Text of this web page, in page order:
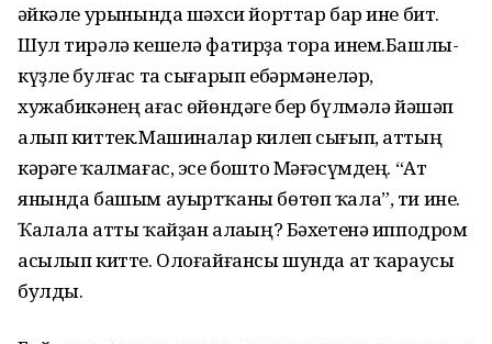
һәйкәле урынында шәхси йорттар бар ине бит.
Шул тирәлә кешелә фатирҙа тора инем.Башлы-
күҙле булғас та сығарып ебәрмәнеләр,
хужабикәнең ағас өйөндәге бер бүлмәлә йәшәп
алып киттек.Машиналар килеп сығып, аттың
кәрәге ҡалмағас, эсе бошто Мәғәсүмдең. “Ат
янында башым ауыртҡаны бөтөп ҡала”, ти ине.
Ҡалала атты ҡайҙан алаһың? Бәхетенә ипподром
асылып китте. Олоғайғансы шунда ат ҡараусы
булды.